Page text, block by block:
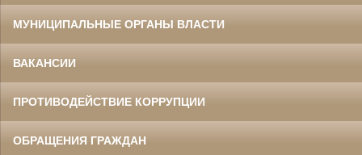
МУНИЦИПАЛЬНЫЕ ОРГАНЫ ВЛАСТИ
ВАКАНСИИ
ПРОТИВОДЕЙСТВИЕ КОРРУПЦИИ
ОБРАЩЕНИЯ ГРАЖДАН